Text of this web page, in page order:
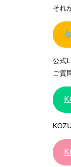
それ
公式
ご質